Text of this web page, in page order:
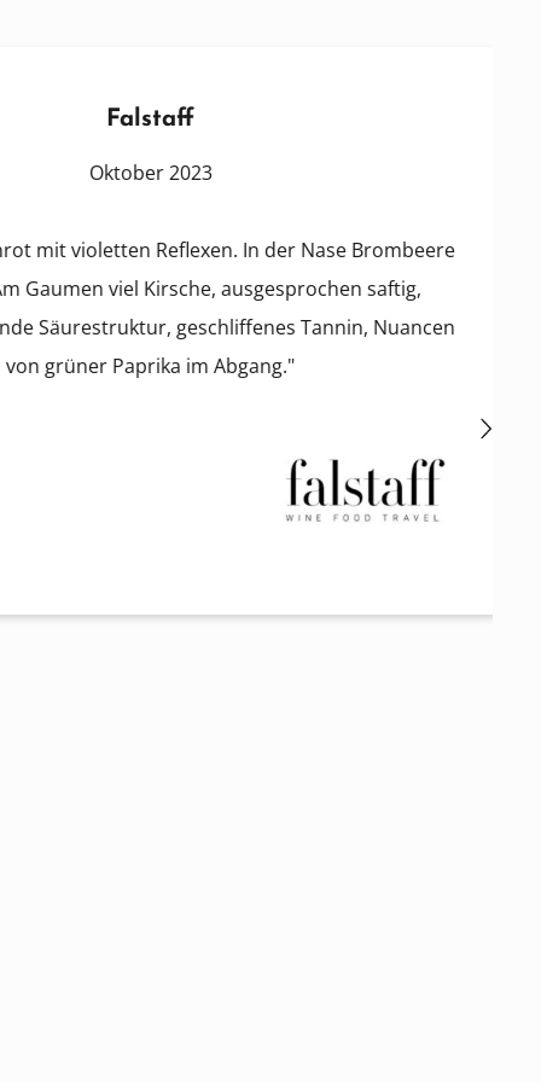
Falstaff
Oktober 2023
violetten Reflexen. In der Nase Brombeere
viel Kirsche, ausgesprochen saftig,
geschliffenes Tannin, Nuancen
Paprika im Abgang."